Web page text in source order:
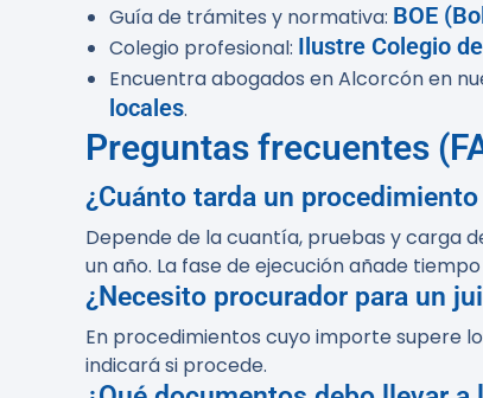
Guía de trámites y normativa: BOE
Colegio profesional: Ilustre Colegio
Encuentra abogados en Alcorcón en
locales.
Preguntas frecuentes
¿Cuánto tarda un
Depende de la cuantía, pruebas y carga
un año. La fase de ejecución añade
¿Necesito procurador para un
En procedimientos cuyo importe supere
indicará si procede.